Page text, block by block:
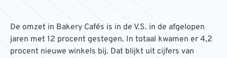
De omzet in Bakery Cafés is in de V.S. in de afgelopen
jaren met 12 procent gestegen. In totaal kwamen er 4,2
procent nieuwe winkels bij. Dat blijkt uit cijfers van